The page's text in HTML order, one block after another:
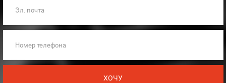
Эл. почта
Номер телефона
ХОЧУ